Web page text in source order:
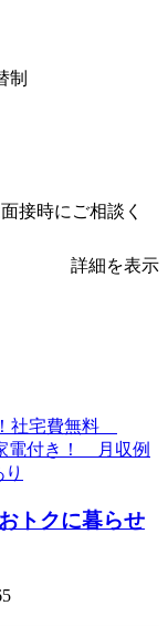
制
接時にご相談く
詳細を表示
トクに暮らせ